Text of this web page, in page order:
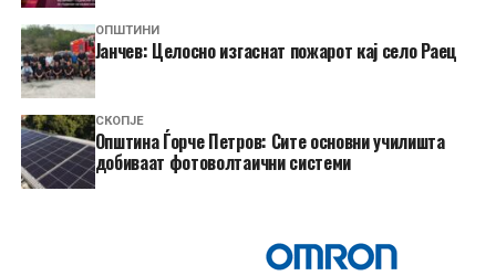
ОПШТИНИ
Јанчев: Целосно изгаснат пожарот кај село Раец
СКОПЈЕ
Општина Ѓорче Петров: Сите основни училишта
добиваат фотоволтаични системи